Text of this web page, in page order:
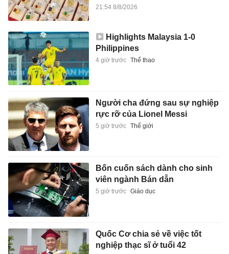
21:54 8/8/2026
Highlights Malaysia 1-0
Philippines
4 giờ trước Thể thao
Người cha đứng sau sự nghiệp
rực rỡ của Lionel Messi
5 giờ trước Thế giới
Bốn cuốn sách dành cho sinh
viên ngành Bán dẫn
5 giờ trước Giáo dục
Quốc Cơ chia sẻ về việc tốt
nghiệp thạc sĩ ở tuổi 42